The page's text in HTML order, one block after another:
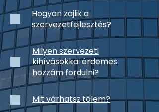
Hogyan zajlik a
szervezetfejlesztés?
Milyen szervezeti
kihívásokkal érdemes
hozzám fordulni?
Mit várhatsz tőlem?